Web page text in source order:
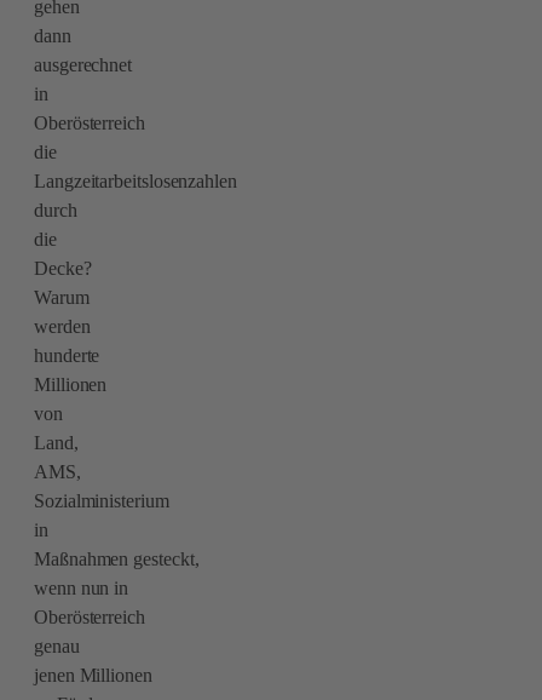
gehen
dann
ausgerechnet
in
Oberösterreich
die
Langzeitarbeitslosenzahlen
durch
die
Decke?
Warum
werden
hunderte
Millionen
von
Land,
AMS,
Sozialministerium
in
Maßnahmen gesteckt,
wenn nun in
Oberösterreich
genau
jenen Millionen